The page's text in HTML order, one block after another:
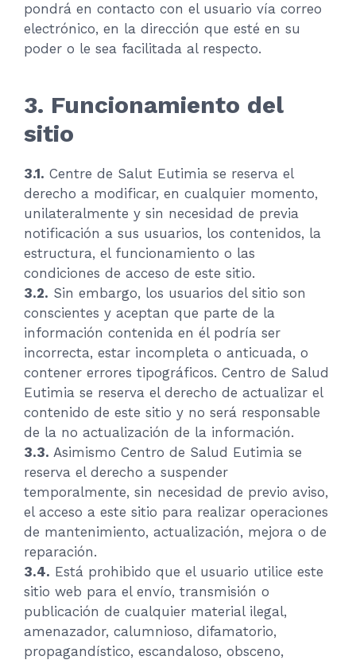
pondrá en contacto con el usuario vía correo
electrónico, en la dirección que esté en su
poder o le sea facilitada al respecto.
3. Funcionamiento del
sitio
3.1. Centre de Salut Eutimia se reserva el
derecho a modificar, en cualquier momento,
unilateralmente y sin necesidad de previa
notificación a sus usuarios, los contenidos, la
estructura, el funcionamiento o las
condiciones de acceso de este sitio.
3.2. Sin embargo, los usuarios del sitio son
conscientes y aceptan que parte de la
información contenida en él podría ser
incorrecta, estar incompleta o anticuada, o
contener errores tipográficos. Centro de Salud
Eutimia se reserva el derecho de actualizar el
contenido de este sitio y no será responsable
de la no actualización de la información.
3.3. Asimismo Centro de Salud Eutimia se
reserva el derecho a suspender
temporalmente, sin necesidad de previo aviso,
el acceso a este sitio para realizar operaciones
de mantenimiento, actualización, mejora o de
reparación.
3.4. Está prohibido que el usuario utilice este
sitio web para el envío, transmisión o
publicación de cualquier material ilegal,
amenazador, calumnioso, difamatorio,
propagandístico, escandaloso, obsceno,